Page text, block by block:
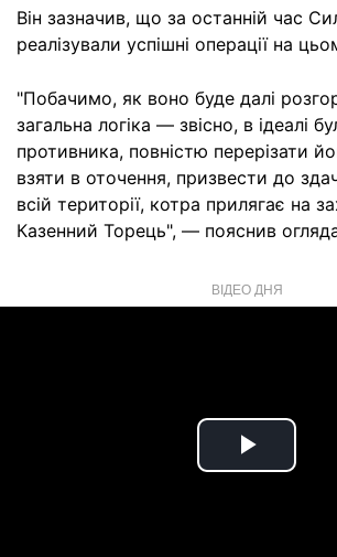
Він зазначив, що за останній час
реалізували успішні операції на
"Побачимо, як воно буде далі
загальна логіка — звісно, в ідеалі
противника, повністю перерізати
взяти в оточення, призвести до
всій території, котра прилягає на
Казенний Торець", — пояснив
ВІДЕО ДНЯ
Play